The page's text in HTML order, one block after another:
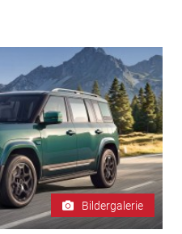
Bildergalerie